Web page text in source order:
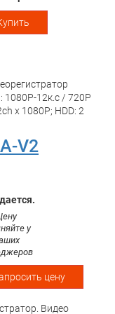
1080P-12к.с / 720Р
x 1080P; HDD: 2
Трев. вх.вых 16/3;
375мм x 285мм
V2
Видео
у
цену